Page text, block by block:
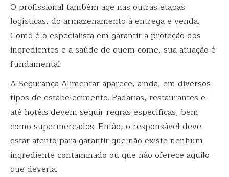
O profissional também age nas outras etapas
logísticas, do armazenamento à entrega e venda.
Como é o especialista em garantir a proteção dos
ingredientes e a saúde de quem come, sua atuação é
fundamental.
A Segurança Alimentar aparece, ainda, em diversos
tipos de estabelecimento. Padarias, restaurantes e
até hotéis devem seguir regras específicas, bem
como supermercados. Então, o responsável deve
estar atento para garantir que não existe nenhum
ingrediente contaminado ou que não oferece aquilo
que deveria.